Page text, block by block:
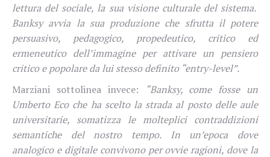
lettura del sociale, la sua visione culturale del sistema.
Banksy avvia la sua produzione che sfrutta il potere
persuasivo, pedagogico, propedeutico, critico ed
ermeneutico dell’immagine per attivare un pensiero
critico e popolare da lui stesso definito “entry-level”.
Marziani sottolinea invece:
“Banksy, come fosse un
Umberto Eco che ha scelto la strada al posto delle aule
universitarie, somatizza le molteplici contraddizioni
semantiche del nostro tempo. In un’epoca dove
analogico e digitale convivono per ovvie ragioni, dove la